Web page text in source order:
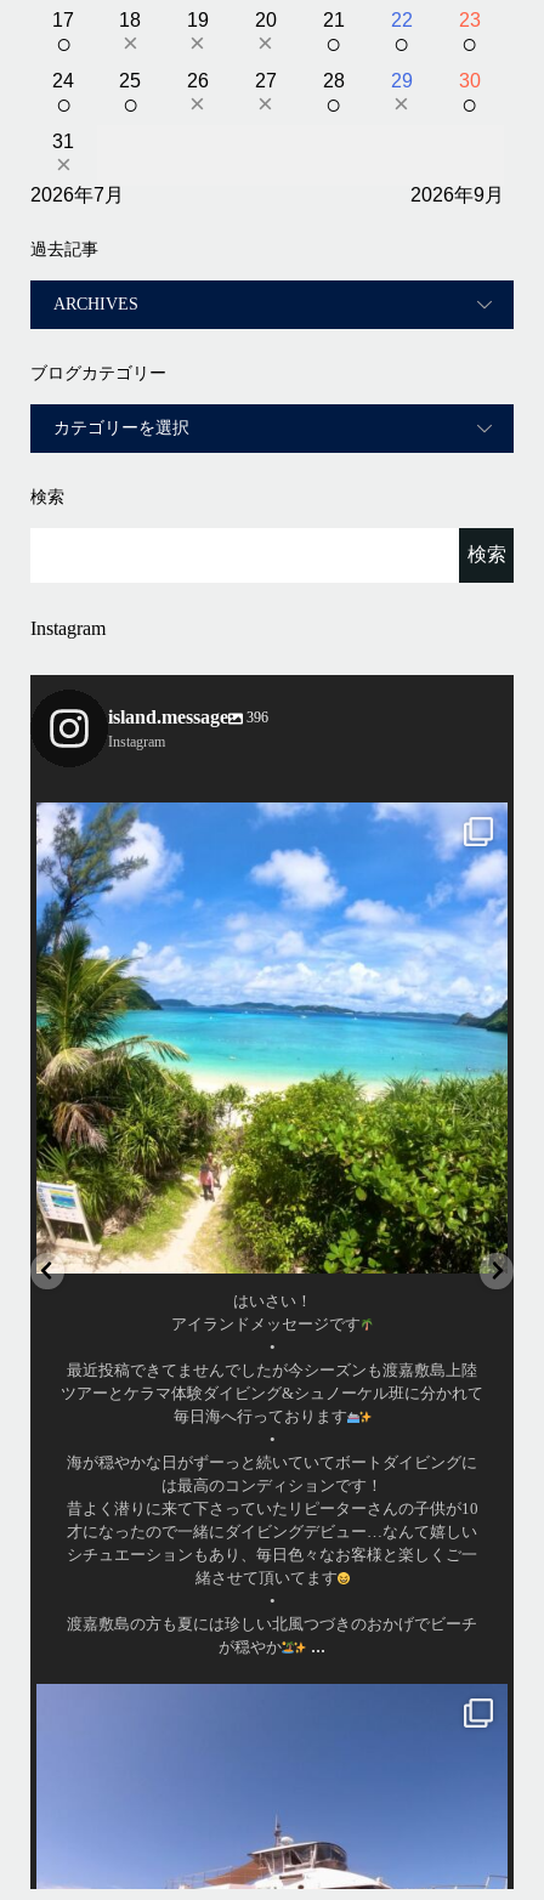
17
○
18
×
19
×
20
×
21
○
22
○
23
○
24
○
25
○
26
×
27
×
28
○
29
×
30
○
31
×
2026年7月 2026年9月
過去記事
ブログカテゴリー
検索
Instagram
island.message
396
Instagram
island.message
はいさい！
アイランドメッセージです
•
最近投稿できてませんでしたが今シーズンも渡嘉敷島上陸ツアーとケラ
マ体験ダイビング&シュノーケル班に分かれて毎日海へ行っております
•
海が穏やかな日がずーっと続いていてボートダイビングには最高のコン
ディションです！
昔よく潜りに来て下さっていたリピーターさんの子供が10才になったの
で一緒にダイビングデビュー…なんて嬉しいシチュエーションもあり、
毎日色々なお客様と楽しくご一緒させて頂いてます
渡嘉敷島の方も夏には珍しい北風つづきのおかげでビーチが穏やか
...
8月 14
はいさい！
アイランドメッセージです
•
最近投稿できてませんでしたが今シーズンも渡嘉敷島上陸
ツアーとケラマ体験ダイビング&シュノーケル班に分かれて
毎日海へ行っております
•
海が穏やかな日がずーっと続いていてボートダイビングに
は最高のコンディションです！
昔よく潜りに来て下さっていたリピーターさんの子供が10
才になったので一緒にダイビングデビュー…なんて嬉しい
シチュエーションもあり、毎日色々なお客様と楽しくご一
緒させて頂いてます
•
渡嘉敷島の方も夏には珍しい北風つづきのおかげでビーチ
が穏やか
...
パーフェクトな海でバナナボートに船上BBQ、シュノーケリングとお楽
しみ頂いております
・
・
何ヶ月も前からやり取りさせて頂き温めていたご予約でしたので、お天